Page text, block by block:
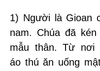
1) Người là Gioan
nam. Chúa đã
mẫu thân. Từ nơi
áo thú ăn uống